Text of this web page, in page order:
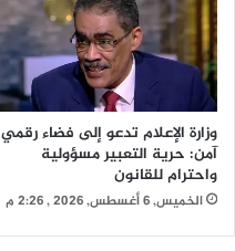
وزارة الإعلام تدعو إلى فضاء رقمي
آمن: حرية التعبير مسؤولية
واحترام للقانون
الخميس, 6 أغسطس, 2026 , 2:26 م